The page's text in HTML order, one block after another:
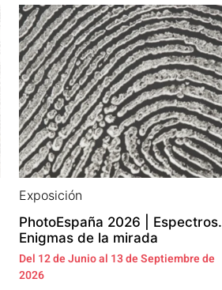
Exposición
PhotoEspaña 2026 | Espectros.
Enigmas de la mirada
Del 12 de Junio al 13 de Septiembre de
2026